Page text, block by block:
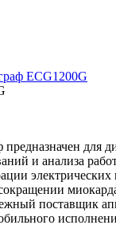
ECG1200G
для
и анализа
электрических
поставщик